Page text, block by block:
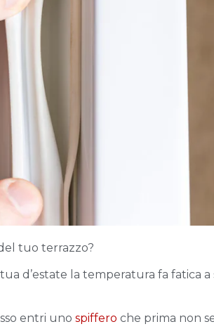
tuo terrazzo?
d’estate la temperatura fa fatica a
entri uno spiffero che prima non